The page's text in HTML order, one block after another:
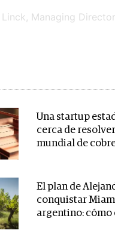
Una startup
cerca de
mundial de
El plan de
conquistar
argentino: cómo